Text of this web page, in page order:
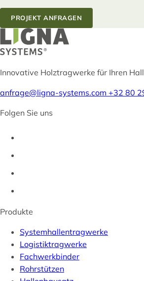
PROJEKT ANFRAGEN
Innovative Holztragwerke für Ihren
anfrage@ligna-systems.com +32 80
Folgen Sie uns
Produkte
Systemhallentragwerke
Logistiktragwerke
Fachwerkbinder
Rohrstützen